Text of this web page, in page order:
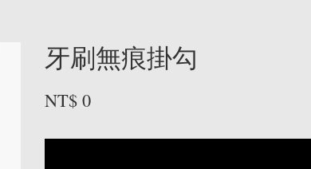
牙刷無痕掛勾
NT$ 0